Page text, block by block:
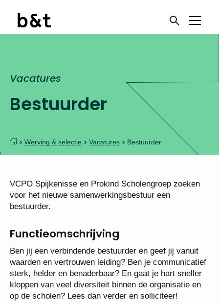
Bestuurder
Vacatures
Werving & selectie Vacatures Bestuurder
VCPO Spijkenisse en Prokind Scholengroep zoeken
voor het nieuwe samenwerkingsbestuur een
bestuurder.
Functieomschrijving
Ben jij een verbindende bestuurder en geef jij vanuit
waarden en vertrouwen leiding? Ben je communicatief
sterk, helder en benaderbaar? En gaat je hart sneller
kloppen van veel diversiteit binnen de organisatie en
op de scholen? Lees dan verder en solliciteer!